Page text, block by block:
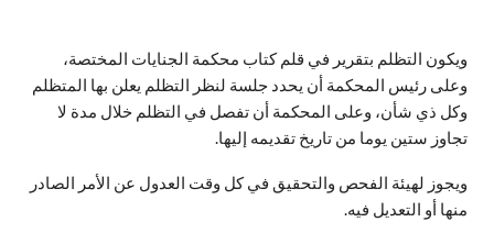
ويكون التظلم بتقرير في قلم كتاب محكمة الجنايات المختصة،
وعلى رئيس المحكمة أن يحدد جلسة لنظر التظلم يعلن بها المتظلم
وكل ذي شأن، وعلى المحكمة أن تفصل في التظلم خلال مدة لا
تجاوز ستين يوما من تاريخ تقديمه إليها.
ويجوز لهيئة الفحص والتحقيق في كل وقت العدول عن الأمر الصادر
منها أو التعديل فيه.